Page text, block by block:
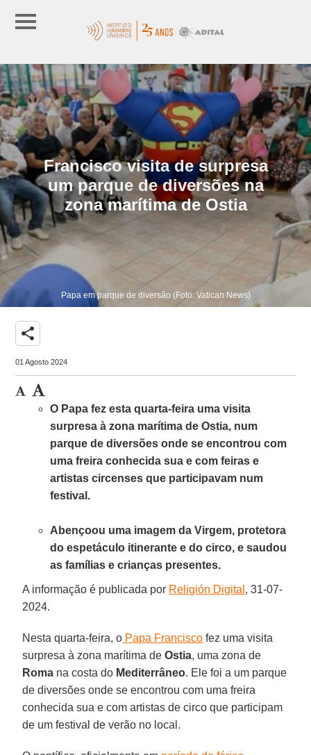
Francisco visita de surpresa
um parque de diversões na
zona marítima de Ostia
Papa em parque de diversão (Foto: Vatican News)
share
01 Agosto 2024
O Papa fez esta quarta-feira uma visita
surpresa à zona marítima de Ostia, num
parque de diversões onde se encontrou com
uma freira conhecida sua e com feiras e
artistas circenses que participavam num
festival.
Abençoou uma imagem da Virgem, protetora
do espetáculo itinerante e do circo, e saudou
as famílias e crianças presentes.
A informação é publicada por Religión Digital , 31-07-
2024.
Nesta quarta-feira, o Papa Francisco fez uma visita
surpresa à zona marítima deOstia, uma zona de
Roma na costa do Mediterrâneo. Ele foi a um parque
de diversões onde se encontrou com uma freira
conhecida sua e com artistas de circo que participam
de um festival de verão no local.